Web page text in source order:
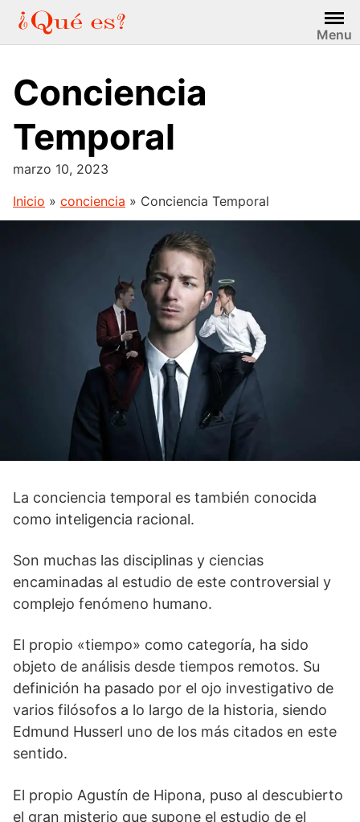
Saltar
contenido
Menu
Conciencia
Temporal
marzo 10, 2023
Inicio » conciencia » Conciencia Temporal
La conciencia temporal es también conocida
como inteligencia racional.
Son muchas las disciplinas y ciencias
encaminadas al estudio de este controversial y
complejo fenómeno humano.
El propio «tiempo» como categoría, ha sido
objeto de análisis desde tiempos remotos. Su
definición ha pasado por el ojo investigativo de
varios filósofos a lo largo de la historia, siendo
Edmund Husserl uno de los más citados en este
sentido.
El propio Agustín de Hipona, puso al descubierto
el gran misterio que supone el estudio de el